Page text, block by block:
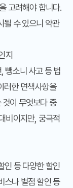
고려해야 합니다.
될 수 있으니 약관
지
뺑소니 사고 등 법
러한 면책사항을
이 무엇보다 중
비이지만, 궁극적
인 등 다양한 할인
스나 벌점 할인 등